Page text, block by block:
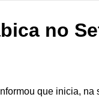
no
que inicia,